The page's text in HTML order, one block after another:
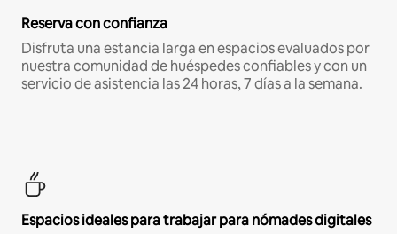
Reserva con confianza
Disfruta una estancia larga en espacios evaluados por
nuestra comunidad de huéspedes confiables y con un
servicio de asistencia las 24 horas, 7 días a la semana.
Espacios ideales para trabajar para nómades digitales